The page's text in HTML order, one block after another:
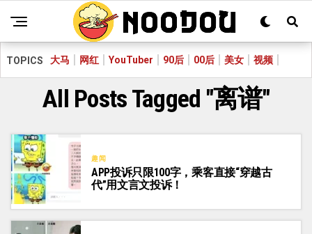
TOPICS 大马 网红 YouTuber 90后 00后 美女 视频
All Posts Tagged "离谱"
趣闻
APP投诉只限100字，乘客直接“穿越古
代”用文言文投诉！